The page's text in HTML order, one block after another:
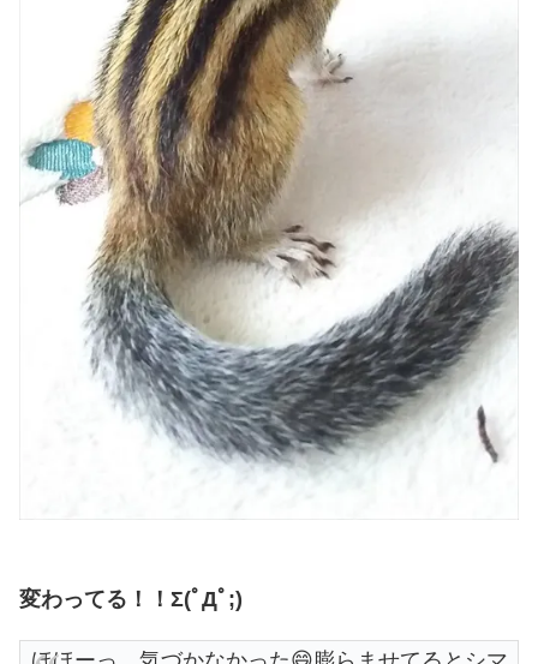
変わってる！！Σ(ﾟДﾟ;)